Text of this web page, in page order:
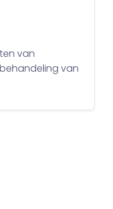
van
van